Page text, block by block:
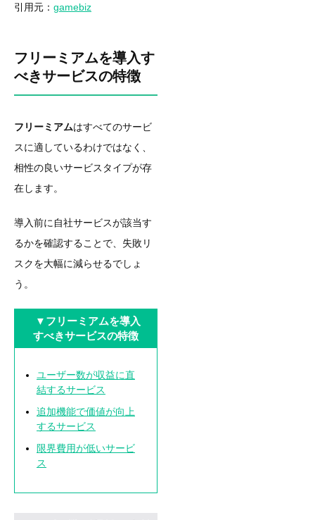
引用元： gamebiz
フリーミアムを導入す
べきサービスの特徴
フリーミアムはすべてのサービ
スに適しているわけではなく、
相性の良いサービスタイプが存
在します。
導入前に自社サービスが該当す
るかを確認することで、失敗リ
スクを大幅に減らせるでしょ
う。
▼フリーミアムを導入
すべきサービスの特徴
ユーザー数が収益に直
結するサービス
追加機能で価値が向上
するサービス
限界費用が低いサービ
ス